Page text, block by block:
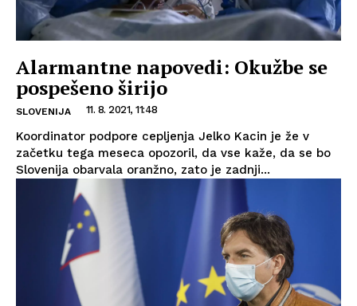
Alarmantne napovedi: Okužbe se
pospešeno širijo
SLOVENIJA 11. 8. 2021, 11:48
Koordinator podpore cepljenja Jelko Kacin je že v
začetku tega meseca opozoril, da vse kaže, da se bo
Slovenija obarvala oranžno, zato je zadnji...